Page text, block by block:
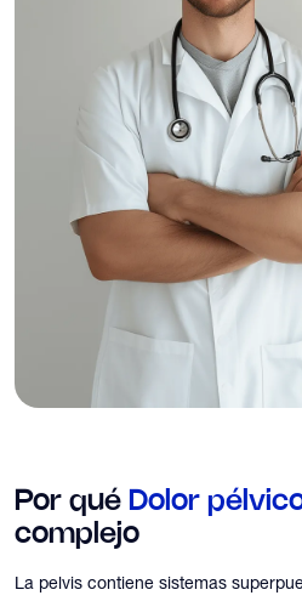
Por qué Dolor
complejo
La pelvis contiene sistemas